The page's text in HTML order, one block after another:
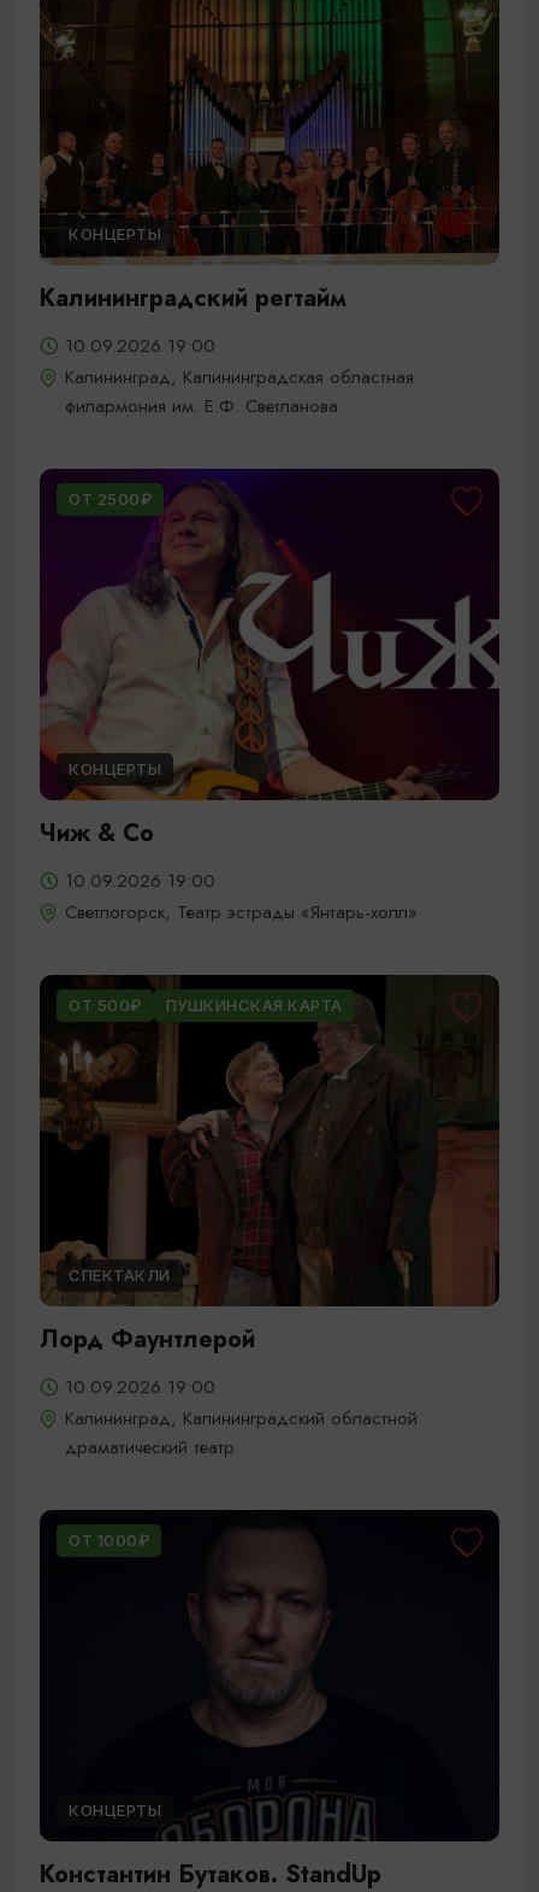
КОНЦЕРТЫ
Калининградский регтайм
10.09.2026 19:00
Калининград, Калининградская областная
филармония им. Е.Ф. Светланова
ОТ 2500₽
КОНЦЕРТЫ
Чиж & Cо
10.09.2026 19:00
Светлогорск, Театр эстрады «Янтарь-холл»
ОТ 500₽ ПУШКИНСКАЯ КАРТА
СПЕКТАКЛИ
Лорд Фаунтлерой
10.09.2026 19:00
Калининград, Калининградский областной
драматический театр
ОТ 1000₽
КОНЦЕРТЫ
Константин Бутаков. StandUp